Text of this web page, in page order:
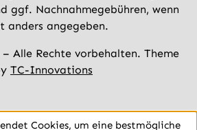
ggf. Nachnahmegebühren, wenn
anders angegeben.
Alle Rechte vorbehalten. Theme
TC-Innovations
Cookies, um eine bestmögliche